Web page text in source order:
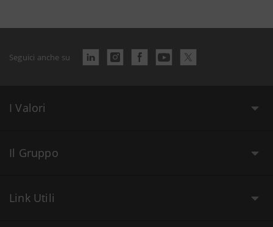
Seguici anche su
I Valori
Il Gruppo
Link Utili